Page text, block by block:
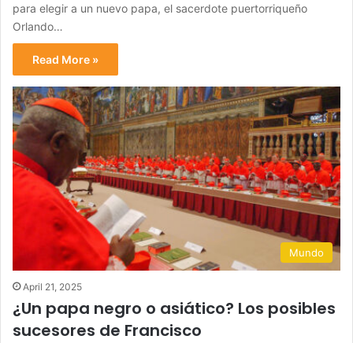
para elegir a un nuevo papa, el sacerdote puertorriqueño
Orlando…
Read More »
Mundo
April 21, 2025
¿Un papa negro o asiático? Los posibles
sucesores de Francisco